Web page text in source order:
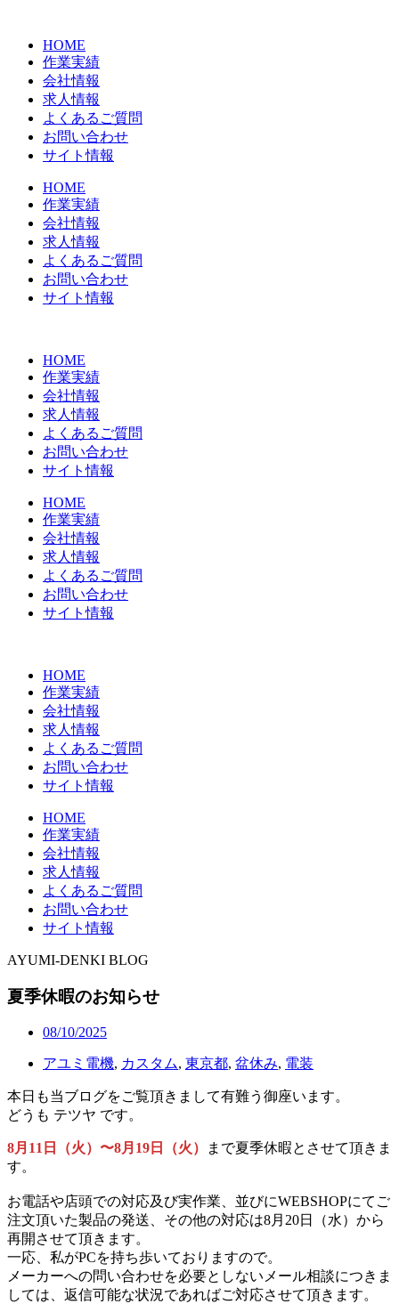
HOME
作業実績
会社情報
求人情報
よくあるご質問
お問い合わせ
サイト情報
HOME
作業実績
会社情報
求人情報
よくあるご質問
お問い合わせ
サイト情報
HOME
作業実績
会社情報
求人情報
よくあるご質問
お問い合わせ
サイト情報
HOME
作業実績
会社情報
求人情報
よくあるご質問
お問い合わせ
サイト情報
HOME
作業実績
会社情報
求人情報
よくあるご質問
お問い合わせ
サイト情報
HOME
作業実績
会社情報
求人情報
よくあるご質問
お問い合わせ
サイト情報
AYUMI-DENKI BLOG
夏季休暇のお知らせ
08/10/2025
アユミ電機, カスタム, 東京都, 盆休み, 電装
本日も当ブログをご覧頂きまして有難う御座います。
どうも テツヤ です。
8月11日（火）〜8月19日（火）
まで夏季休暇とさせて頂きま
す。
お電話や店頭での対応及び実作業、並びにWEBSHOPにてご
注文頂いた製品の発送、その他の対応は8月20日（水）から
再開させて頂きます。
一応、私がPCを持ち歩いておりますので。
メーカーへの問い合わせを必要としないメール相談につきま
しては、返信可能な状況であればご対応させて頂きます。